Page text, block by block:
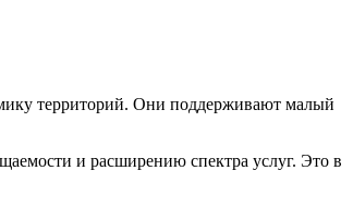
территорий. Они поддерживают малый
и расширению спектра услуг. Это в